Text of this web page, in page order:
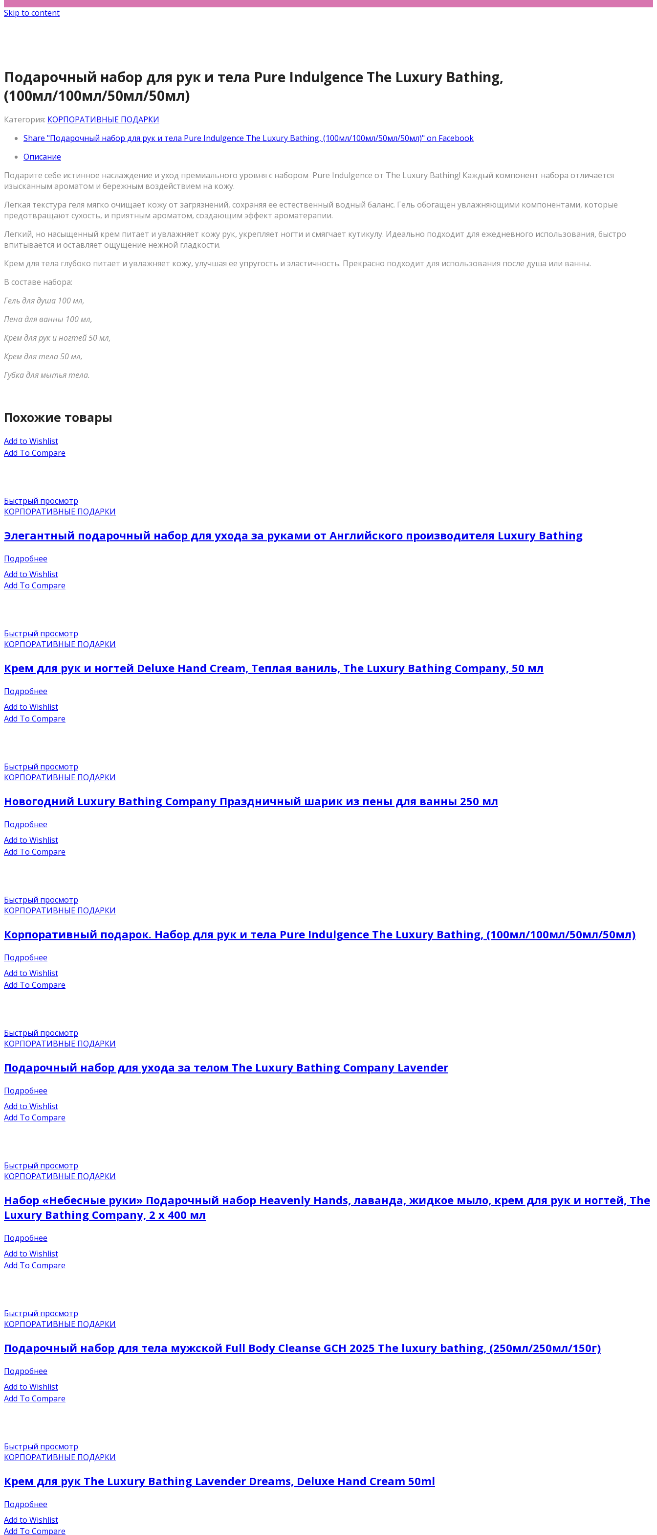
Skip to content
Подарочный набор для рук и тела Pure Indulgence The Luxury Bathing,
(100мл/100мл/50мл/50мл)
Категория: КОРПОРАТИВНЫЕ ПОДАРКИ
Share "Подарочный набор для рук и тела Pure Indulgence The Luxury Bathing, (100мл/100мл/50мл/50мл)" on Facebook
Описание
Подарите себе истинное наслаждение и уход премиального уровня с набором Pure Indulgence от The Luxury Bathing! Каждый компонент набора отличается
изысканным ароматом и бережным воздействием на кожу.
Легкая текстура геля мягко очищает кожу от загрязнений, сохраняя ее естественный водный баланс. Гель обогащен увлажняющими компонентами, которые
предотвращают сухость, и приятным ароматом, создающим эффект ароматерапии.
Легкий, но насыщенный крем питает и увлажняет кожу рук, укрепляет ногти и смягчает кутикулу. Идеально подходит для ежедневного использования, быстро
впитывается и оставляет ощущение нежной гладкости.
Крем для тела глубоко питает и увлажняет кожу, улучшая ее упругость и эластичность. Прекрасно подходит для использования после душа или ванны.
В составе набора:
Гель для душа 100 мл,
Пена для ванны 100 мл,
Крем для рук и ногтей 50 мл,
Крем для тела 50 мл,
Губка для мытья тела.
Похожие товары
Add to Wishlist
Add To Compare
Быстрый просмотр
КОРПОРАТИВНЫЕ ПОДАРКИ
Элегантный подарочный набор для ухода за руками от Английского производителя Luxury Bathing
Подробнее
Add to Wishlist
Add To Compare
Быстрый просмотр
КОРПОРАТИВНЫЕ ПОДАРКИ
Крем для рук и ногтей Deluxe Hand Cream, Теплая ваниль, The Luxury Bathing Company, 50 мл
Подробнее
Add to Wishlist
Add To Compare
Быстрый просмотр
КОРПОРАТИВНЫЕ ПОДАРКИ
Новогодний Luxury Bathing Company Праздничный шарик из пены для ванны 250 мл
Подробнее
Add to Wishlist
Add To Compare
Быстрый просмотр
КОРПОРАТИВНЫЕ ПОДАРКИ
Корпоративный подарок. Набор для рук и тела Pure Indulgence The Luxury Bathing, (100мл/100мл/50мл/50мл)
Подробнее
Add to Wishlist
Add To Compare
Быстрый просмотр
КОРПОРАТИВНЫЕ ПОДАРКИ
Подарочный набор для ухода за телом The Luxury Bathing Company Lavender
Подробнее
Add to Wishlist
Add To Compare
Быстрый просмотр
КОРПОРАТИВНЫЕ ПОДАРКИ
Набор «Небесные руки» Подарочный набор Heavenly Hands, лаванда, жидкое мыло, крем для рук и ногтей, The
Luxury Bathing Company, 2 x 400 мл
Подробнее
Add to Wishlist
Add To Compare
Быстрый просмотр
КОРПОРАТИВНЫЕ ПОДАРКИ
Подарочный набор для тела мужской Full Body Cleanse GCH 2025 The luxury bathing, (250мл/250мл/150г)
Подробнее
Add to Wishlist
Add To Compare
Быстрый просмотр
КОРПОРАТИВНЫЕ ПОДАРКИ
Крем для рук The Luxury Bathing Lavender Dreams, Deluxe Hand Cream 50ml
Подробнее
Add to Wishlist
Add To Compare